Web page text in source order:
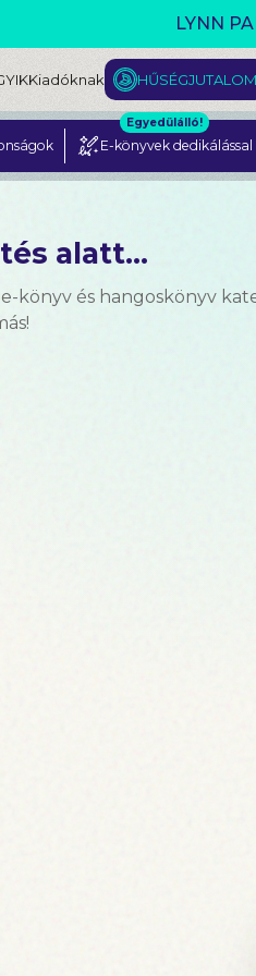
MEGJELENT! L. J. SHEN:
Kiadóknak HŰSÉGJUTALOM
E-könyvek dedikálással
Egyedülálló!
alatt...
könyv és hangoskönyv